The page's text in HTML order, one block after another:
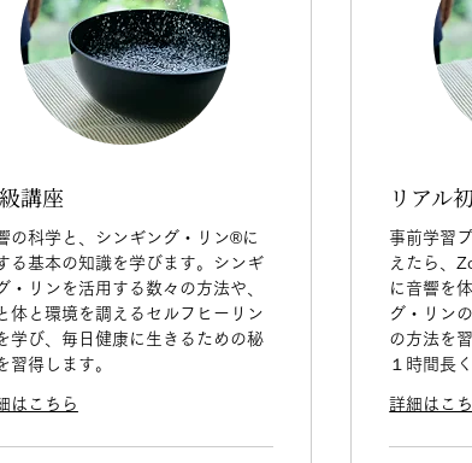
講座
の科学と、シンギング・リン®︎に
る基本の知識を学びます。シンギ
・リンを活用する数々の方法や、
体と環境を調えるセルフヒーリン
学び、毎日健康に生きるための秘
習得します。
はこちら
リアル
事前学習
えたら、
に音響を
グ・リン
の方法を
１時間長
詳細はこ